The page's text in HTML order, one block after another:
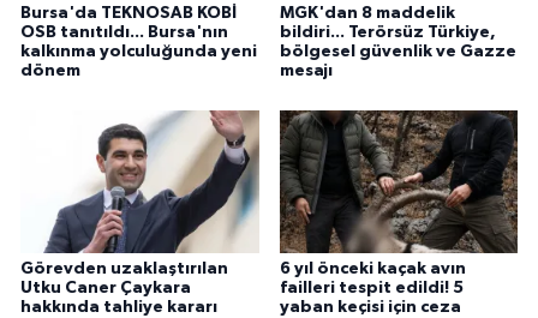
Bursa'da TEKNOSAB KOBİ
OSB tanıtıldı... Bursa'nın
kalkınma yolculuğunda yeni
dönem
MGK'dan 8 maddelik
bildiri... Terörsüz Türkiye,
bölgesel güvenlik ve Gazze
mesajı
Görevden uzaklaştırılan
Utku Caner Çaykara
hakkında tahliye kararı
6 yıl önceki kaçak avın
failleri tespit edildi! 5
yaban keçisi için ceza